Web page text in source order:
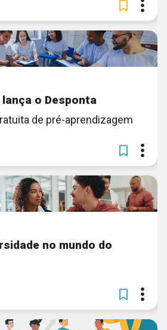
o Desponta
de pré-aprendizagem
no mundo do